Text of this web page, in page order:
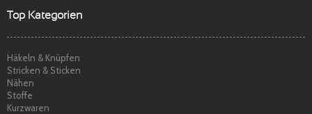
Top Kategorien
Häkeln & Knüpfen
Stricken & Sticken
Nähen
Stoffe
Kurzwaren